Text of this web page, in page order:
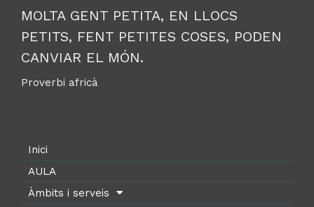
MOLTA GENT PETITA, EN LLOCS
PETITS, FENT PETITES COSES, PODEN
CANVIAR EL MÓN.
Proverbi africà
Inici
AULA
Àmbits i serveis